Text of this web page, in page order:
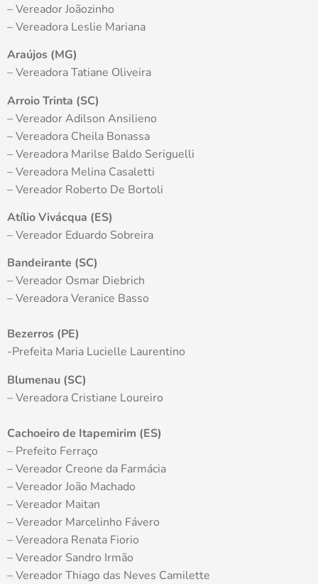
– Vereador Joãozinho
– Vereadora Leslie Mariana
Araújos (MG)
– Vereadora Tatiane Oliveira
Arroio Trinta (SC)
– Vereador Adilson Ansilieno
– Vereadora Cheila Bonassa
– Vereadora Marilse Baldo Seriguelli
– Vereadora Melina Casaletti
– Vereador Roberto De Bortoli
Atílio Vivácqua (ES)
– Vereador Eduardo Sobreira
Bandeirante (SC)
– Vereador Osmar Diebrich
– Vereadora Veranice Basso
Bezerros (PE)
-Prefeita Maria Lucielle Laurentino
Blumenau (SC)
– Vereadora Cristiane Loureiro
Cachoeiro de Itapemirim (ES)
– Prefeito Ferraço
– Vereador Creone da Farmácia
– Vereador João Machado
– Vereador Maitan
– Vereador Marcelinho Fávero
– Vereadora Renata Fiorio
– Vereador Sandro Irmão
– Vereador Thiago das Neves Camilette